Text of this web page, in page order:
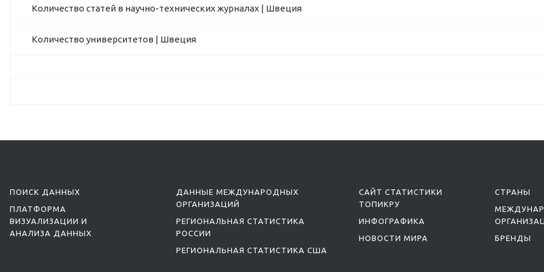
Количество статей в научно-технических журналах | Швеция
Количество университетов | Швеция
ПОИСК ДАННЫХ
ПЛАТФОРМА
ВИЗУАЛИЗАЦИИ И
АНАЛИЗА ДАННЫХ
ДАННЫЕ МЕЖДУНАРОДНЫХ
ОРГАНИЗАЦИЙ
РЕГИОНАЛЬНАЯ СТАТИСТИКА
РОССИИ
РЕГИОНАЛЬНАЯ СТАТИСТИКА США
САЙТ СТАТИСТИКИ
ТОПИКРУ
ИНФОГРАФИКА
НОВОСТИ МИРА
СТРАНЫ
БРЕНДЫ